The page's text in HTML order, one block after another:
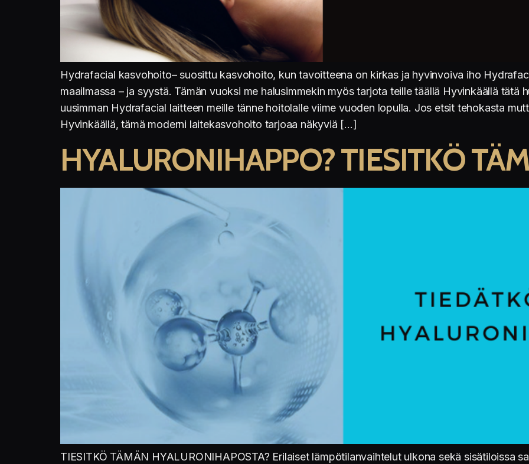
Hydrafacial kasvohoito– suosittu kasvohoito, kun tavoitteena on kirkas ja hyvinvoiva iho
maailmassa – ja syystä. Tämän vuoksi me halusimmekin myös tarjota teille täällä Hyvinkäällä tätä
uusimman Hydrafacial laitteen meille tänne hoitolalle viime vuoden lopulla. Jos etsit tehokasta
Hyvinkäällä, tämä moderni laitekasvohoito tarjoaa näkyviä […]
HYALURONIHAPPO? TIESITKÖ
TIESITKÖ TÄMÄN HYALURONIHAPOSTA? Erilaiset lämpötilanvaihtelut ulkona sekä sisätiloissa